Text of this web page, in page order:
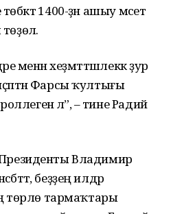
1400-ҙән ашыу мәсет
хеҙмәттәшлеккә ҙур
Фарсы ҡултығы
лә”, – тине Радий
Президенты Владимир
беҙҙең илдәр
төрлө тармаҡтары